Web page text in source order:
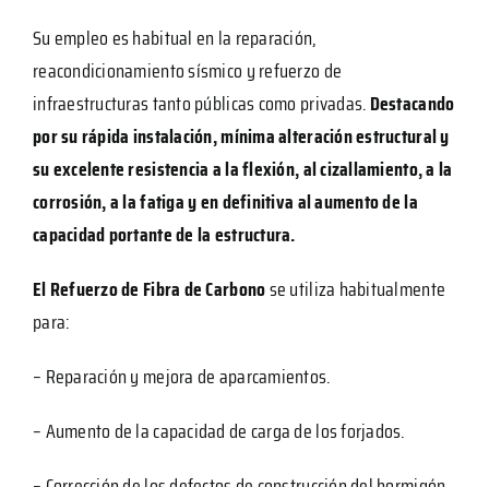
Su empleo es habitual en la reparación,
reacondicionamiento sísmico y refuerzo de
infraestructuras tanto públicas como privadas.Destacando
por su rápida instalación, mínimaalteración estructural y
su excelente resistencia a la flexión, al cizallamiento, a la
corrosión, a la fatiga y en definitiva al aumento de la
capacidad portante de la estructura.
El Refuerzo de Fibra de Carbonose utiliza habitualmente
para:
– Reparación y mejora de aparcamientos.
– Aumento de la capacidad de carga de los forjados.